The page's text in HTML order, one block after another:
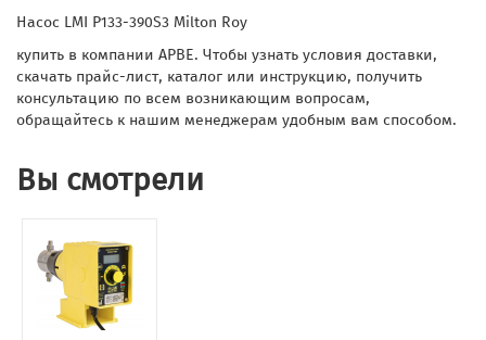
Насос LMI P133-390S3 Milton Roy
купить в компании АРВЕ. Чтобы узнать условия доставки,
скачать прайс-лист, каталог или инструкцию, получить
консультацию по всем возникающим вопросам,
обращайтесь к нашим менеджерам удобным вам способом.
Вы смотрели